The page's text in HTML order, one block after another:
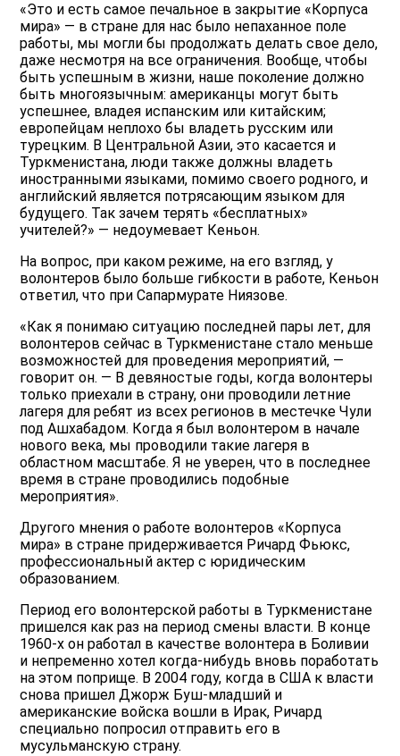
«Это и есть самое печальное в закрытие «Корпуса
мира» — в стране для нас было непаханное поле
работы, мы могли бы продолжать делать свое дело,
даже несмотря на все ограничения. Вообще, чтобы
быть успешным в жизни, наше поколение должно
быть многоязычным: американцы могут быть
успешнее, владея испанским или китайским;
европейцам неплохо бы владеть русским или
турецким. В Центральной Азии, это касается и
Туркменистана, люди также должны владеть
иностранными языками, помимо своего родного, и
английский является потрясающим языком для
будущего. Так зачем терять «бесплатных»
учителей?» — недоумевает Кеньон.
На вопрос, при каком режиме, на его взгляд, у
волонтеров было больше гибкости в работе, Кеньон
ответил, что при Сапармурате Ниязове.
«Как я понимаю ситуацию последней пары лет, для
волонтеров сейчас в Туркменистане стало меньше
возможностей для проведения мероприятий, —
говорит он. — В девяностые годы, когда волонтеры
только приехали в страну, они проводили летние
лагеря для ребят из всех регионов в местечке Чули
под Ашхабадом. Когда я был волонтером в начале
нового века, мы проводили такие лагеря в
областном масштабе. Я не уверен, что в последнее
время в стране проводились подобные
мероприятия».
Другого мнения о работе волонтеров «Корпуса
мира» в стране придерживается Ричард Фьюкс,
профессиональный актер с юридическим
образованием.
Период его волонтерской работы в Туркменистане
пришелся как раз на период смены власти. В конце
1960-х он работал в качестве волонтера в Боливии
и непременно хотел когда-нибудь вновь поработать
на этом поприще. В 2004 году, когда в США к власти
снова пришел Джорж Буш-младший и
американские войска вошли в Ирак, Ричард
специально попросил отправить его в
мусульманскую страну.